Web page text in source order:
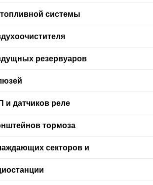
системы
резервуаров
и датчиков реле
тормоза
секторов и